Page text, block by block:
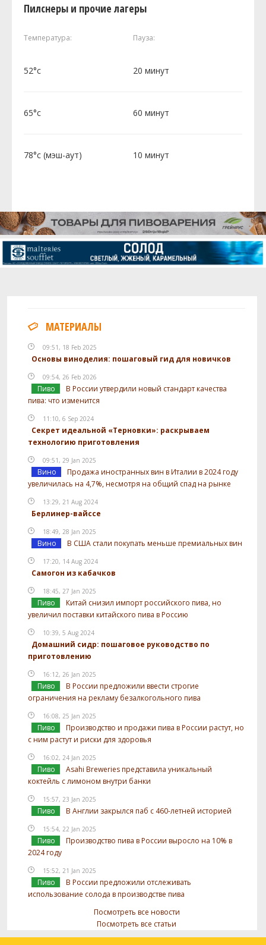
Пилснеры и прочие лагеры
Температура: Пауза:
52°c 20 минут
65°c 60 минут
78°c (мэш-аут) 10 минут
МАТЕРИАЛЫ
09:51, 18 Feb 2025
Основы виноделия: пошаговый гид для новичков
09:54, 26 Feb 2026
Пиво
В России утвердили новый стандарт качества
пива: что изменится
11:10, 6 Sep 2024
Секрет идеальной «Терновки»: раскрываем
технологию приготовления
09:51, 29 Jan 2025
Вино
Продажа иностранных вин в Италии в 2024 году
увеличилась на 4,7%, несмотря на общий спад на рынке
13:29, 21 Aug 2024
Берлинер-вайссе
18:49, 28 Jan 2025
Вино В США стали покупать меньше премиальных вин
17:20, 14 Aug 2024
Самогон из кабачков
18:45, 27 Jan 2025
Пиво
Китай снизил импорт российского пива, но
увеличил поставки китайского пива в Россию
10:39, 5 Aug 2024
Домашний сидр: пошаговое руководство по
приготовлению
16:12, 26 Jan 2025
Пиво
В России предложили ввести строгие
ограничения на рекламу безалкогольного пива
16:08, 25 Jan 2025
Пиво
Производство и продажи пива в России растут, но
с ним растут и риски для здоровья
16:02, 24 Jan 2025
Пиво
Asahi Breweries представила уникальный
коктейль с лимоном внутри банки
15:57, 23 Jan 2025
Пиво В Англии закрылся паб с 460-летней историей
15:54, 22 Jan 2025
Пиво
Производство пива в России выросло на 10% в
2024 году
15:52, 21 Jan 2025
Пиво
В России предложили отслеживать
использование солода в производстве пива
Посмотреть все новости
Посмотреть все статьи